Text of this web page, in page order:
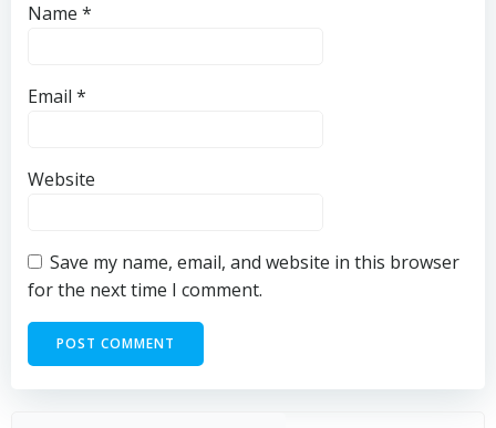
Name *
Email *
Website
Save my name, email, and website in this browser
for the next time I comment.